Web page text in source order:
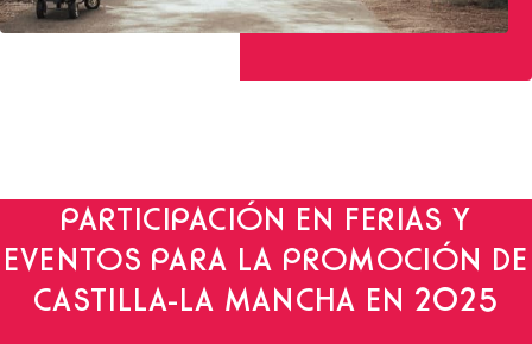
PARTICIPACIÓN EN FERIAS Y
EVENTOS PARA LA PROMOCIÓN DE
CASTILLA-LA MANCHA EN 2025